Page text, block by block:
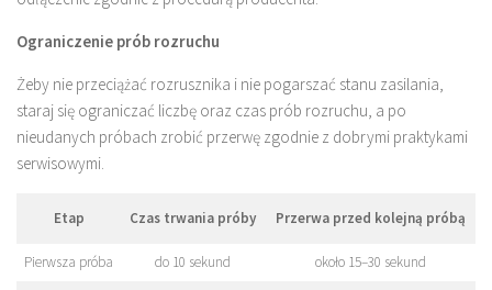
Ograniczenie prób rozruchu
Żeby nie przeciążać rozrusznika i nie pogarszać stanu zasilania,
staraj się ograniczać liczbę oraz czas prób rozruchu, a po
nieudanych próbach zrobić przerwę zgodnie z dobrymi praktykami
serwisowymi.
Etap Czas trwania próby Przerwa przed kolejną próbą
Pierwsza próba do 10 sekund około 15–30 sekund